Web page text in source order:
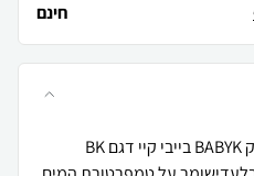
חינם
קומקום שומר טמפרטורה לתינוק BABYK בייבי קיי דגם BK